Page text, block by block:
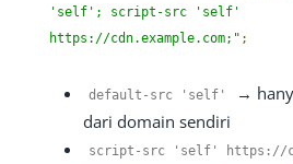
'self'; script-src 'self'
https://cdn.example.com;" ;
default - src 'self'
→
dari domain sendiri
script - src 'self' https : //